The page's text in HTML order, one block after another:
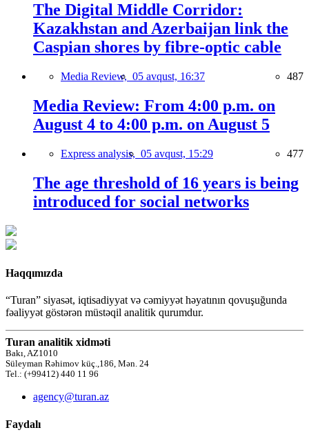
The Digital Middle Corridor:
Kazakhstan and Azerbaijan link the
Caspian shores by fibre-optic cable
Media Review, 05 avqust, 16:37 487
Media Review: From 4:00 p.m. on
August 4 to 4:00 p.m. on August 5
Express analysis, 05 avqust, 15:29 477
The age threshold of 16 years is being
introduced for social networks
Haqqımızda
“Turan” siyasət, iqtisadiyyat və cəmiyyət həyatının qovuşuğunda
fəaliyyət göstərən müstəqil analitik qurumdur.
Turan analitik xidməti
Bakı, AZ1010
Süleyman Rəhimov küç.,186, Mən. 24
Tel.: (+99412) 440 11 96
agency@turan.az
Faydalı